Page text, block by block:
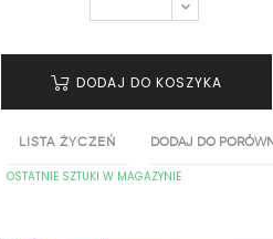
DODAJ DO KOSZYKA
LISTA ŻYCZEŃ DODAJ DO
OSTATNIE SZTUKI W MAGAZYNIE